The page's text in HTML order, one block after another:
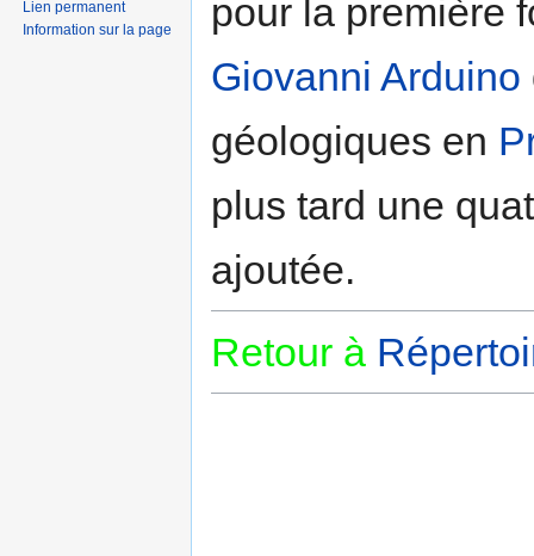
pour la première
Giovanni Arduino
géologiques en
plus tard une
ajoutée.
Retour à
Lien permanent
Information sur la page